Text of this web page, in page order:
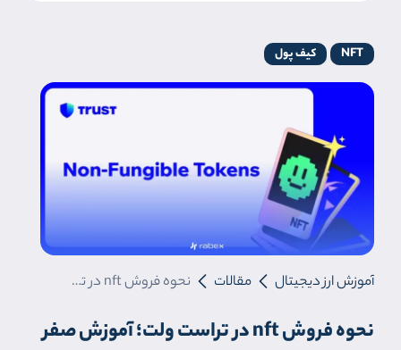
NFT کیف پول
آموزش ارز دیجیتال مقالات نحوه فروش nft در تراست ولت؛ آموزش صفر تا 100 (تصویری)
نحوه فروش nft در تراست ولت؛ آموزش صفر